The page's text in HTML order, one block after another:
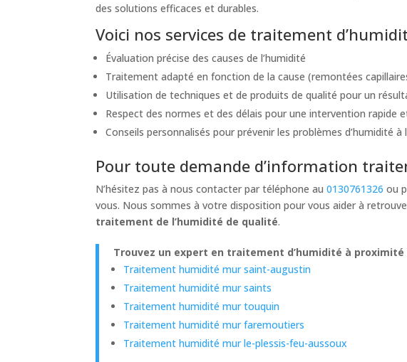
des solutions efficaces et durables.
Voici nos services de traitement
Évaluation précise des causes de l’humidité
Traitement adapté en fonction de la cause (remontées
Utilisation de techniques et de produits de qualité pour un
Respect des normes et des délais pour une intervention rapide
Conseils personnalisés pour prévenir les problèmes d’humidité à
Pour toute demande d’information
N’hésitez pas à nous contacter par téléphone au0130761326 ou
vous. Nous sommes à votre disposition pour vous aider à
traitement de l’humidité de qualité.
Trouvez un expert en traitement d’humidité à proximité
Traitement humidité mur saint-augustin
Traitement humidité mur saints
Traitement humidité mur touquin
Traitement humidité mur faremoutiers
Traitement humidité mur le-plessis-feu-aussoux